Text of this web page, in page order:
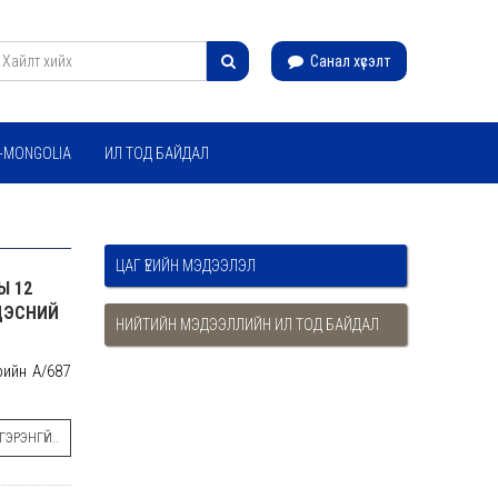
Санал хүсэлт
MONGOLIA ИЛ ТОД БАЙДАЛ
12
А/687
ЦАГ ҮЕИЙН МЭДЭЭЛЭЛ
НИЙТИЙН МЭДЭЭЛЛИЙН ИЛ ТОД БАЙДАЛ